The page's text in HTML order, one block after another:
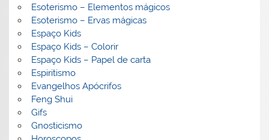
Esoterismo – Elementos mágicos
Esoterismo – Ervas mágicas
Espaço Kids
Espaço Kids – Colorir
Espaço Kids – Papel de carta
Espiritismo
Evangelhos Apócrifos
Feng Shui
Gifs
Gnosticismo